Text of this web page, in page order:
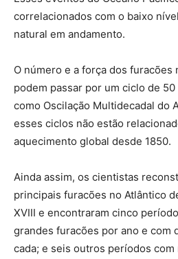
correlacionados com o baixo
natural em andamento.
O número e a força dos furacões
podem passar por um ciclo de
como Oscilação Multidecadal do
esses ciclos não estão
aquecimento global desde 1850.
Ainda assim, os cientistas
principais furacões no Atlântico
XVIII e encontraram cinco
grandes furacões por ano e com
cada; e seis outros períodos com